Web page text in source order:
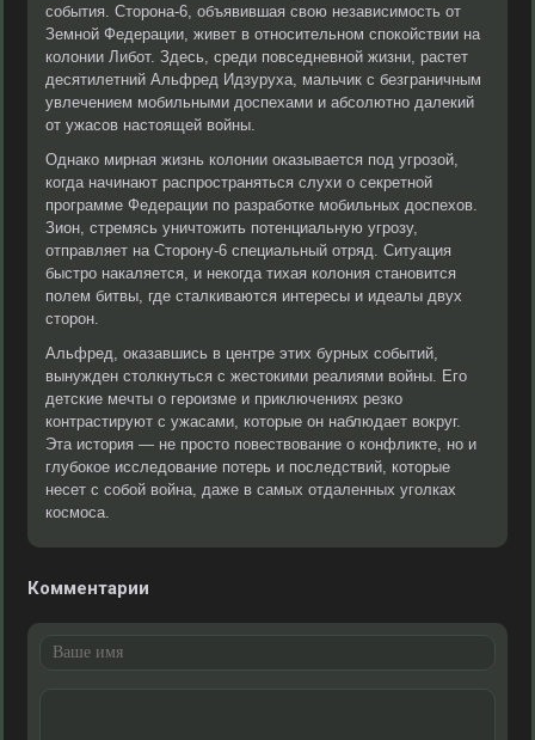
события. Сторона-6, объявившая свою независимость от
Земной Федерации, живет в относительном спокойствии на
колонии Либот. Здесь, среди повседневной жизни, растет
десятилетний Альфред Идзуруха, мальчик с безграничным
увлечением мобильными доспехами и абсолютно далекий
от ужасов настоящей войны.
Однако мирная жизнь колонии оказывается под угрозой,
когда начинают распространяться слухи о секретной
программе Федерации по разработке мобильных доспехов.
Зион, стремясь уничтожить потенциальную угрозу,
отправляет на Сторону-6 специальный отряд. Ситуация
быстро накаляется, и некогда тихая колония становится
полем битвы, где сталкиваются интересы и идеалы двух
сторон.
Альфред, оказавшись в центре этих бурных событий,
вынужден столкнуться с жестокими реалиями войны. Его
детские мечты о героизме и приключениях резко
контрастируют с ужасами, которые он наблюдает вокруг.
Эта история — не просто повествование о конфликте, но и
глубокое исследование потерь и последствий, которые
несет с собой война, даже в самых отдаленных уголках
космоса.
Комментарии